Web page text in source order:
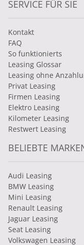
SERVICE FÜR SIE
Kontakt
FAQ
So funktionierts
Leasing Glossar
Leasing ohne
Privat Leasing
Firmen Leasing
Elektro Leasing
Kilometer Leasing
Restwert Leasing
BELIEBTE
Audi Leasing
BMW Leasing
Mini Leasing
Renault Leasing
Jaguar Leasing
Seat Leasing
Volkswagen Leasing